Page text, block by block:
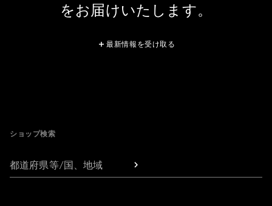
をお届けいたします。
最新情報を受け取る
ショップ検索
都道府県等/国、地域